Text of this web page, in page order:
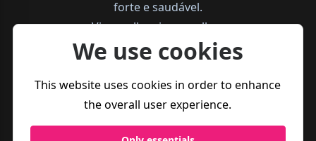
forte e saudável.
Vive melhor, joga melhor.
We use cookies
This website uses cookies in order to enhance
the overall user experience.